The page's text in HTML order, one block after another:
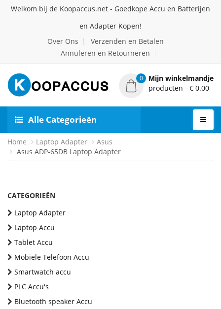
Welkom bij de Koopaccus.net - Goedkope Accu en Batterijen
en Adapter Kopen!
Over Ons
Verzenden en Betalen
Annuleren en Retourneren
0
Mijn winkelmandje
producten - € 0.00
Alle Categorieën
Home Laptop Adapter
Asus
Asus ADP-65DB Laptop Adapter
CATEGORIEËN
Laptop Adapter
Laptop Accu
Tablet Accu
Mobiele Telefoon Accu
Smartwatch accu
PLC Accu's
Bluetooth speaker Accu